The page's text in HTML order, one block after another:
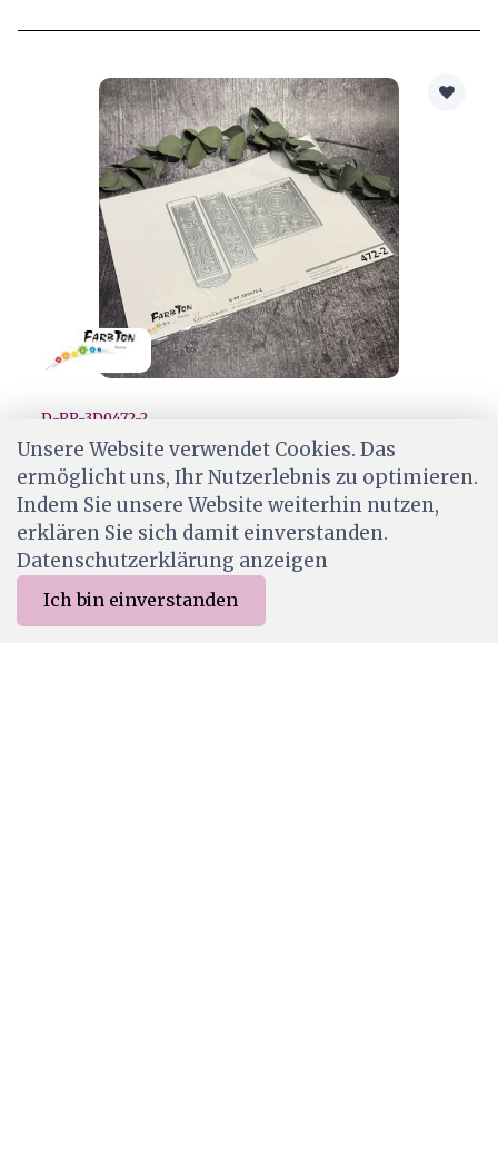
Merkliste Menu
D-PP-3D0472-2
Farbton Stanze Mosaik • 472-2
CHF 29.50
Wird für dich bestellt
Unsere Website verwendet Cookies. Das
ermöglicht uns, Ihr Nutzerlebnis zu optimieren.
Indem Sie unsere Website weiterhin nutzen,
erklären Sie sich damit einverstanden.
Datenschutzerklärung anzeigen
Ich bin einverstanden